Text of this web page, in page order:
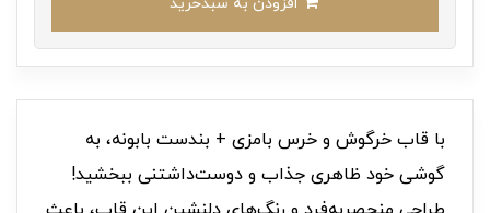
با قاب خرگوش و خرس بامزی + بندست بابونه، به
گوشی خود ظاهری جذاب و دوست‌داشتنی ببخشید!